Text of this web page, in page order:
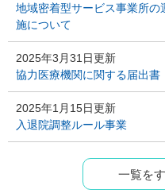
地域密着型サービス事業所
施について
2025年3月31日更新
協力医療機関に関する届出書
2025年1月15日更新
入退院調整ルール事業
一覧を